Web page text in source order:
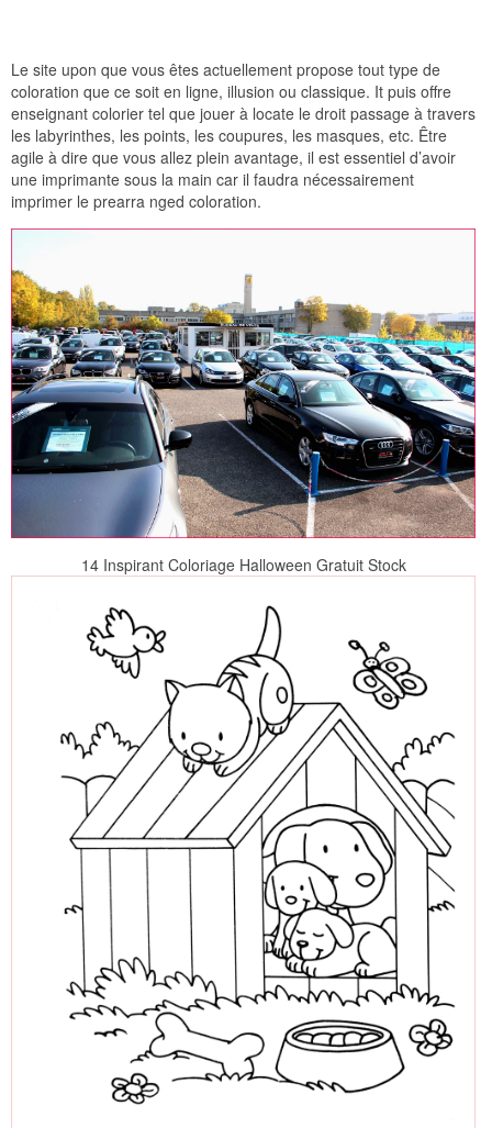
Le site upon que vous êtes actuellement propose tout type de
coloration que ce soit en ligne, illusion ou classique. It puis offre
enseignant colorier tel que jouer à locate le droit passage à travers
les labyrinthes, les points, les coupures, les masques, etc. Être
agile à dire que vous allez plein avantage, il est essentiel d’avoir
une imprimante sous la main car il faudra nécessairement
imprimer le prearra nged coloration.
14 Inspirant Coloriage Halloween Gratuit Stock